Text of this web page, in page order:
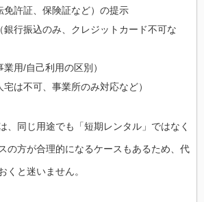
免許証、保険証など）の提示
銀行振込のみ、クレジットカード不可な
用/自己利用の区別）
は不可、事業所のみ対応など）
、同じ用途でも「短期レンタル」ではなく
の方が合理的になるケースもあるため、代
くと迷いません。